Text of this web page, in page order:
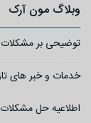
وبلاگ مون آرک
توضیحی بر مشکلات
خدمات و خبر های
اطلاعیه حل مشکلات